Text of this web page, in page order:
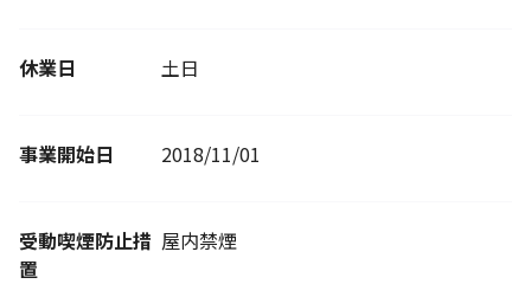
休業日 土日
事業開始日 2018/11/01
受動喫煙防止措
置
屋内禁煙